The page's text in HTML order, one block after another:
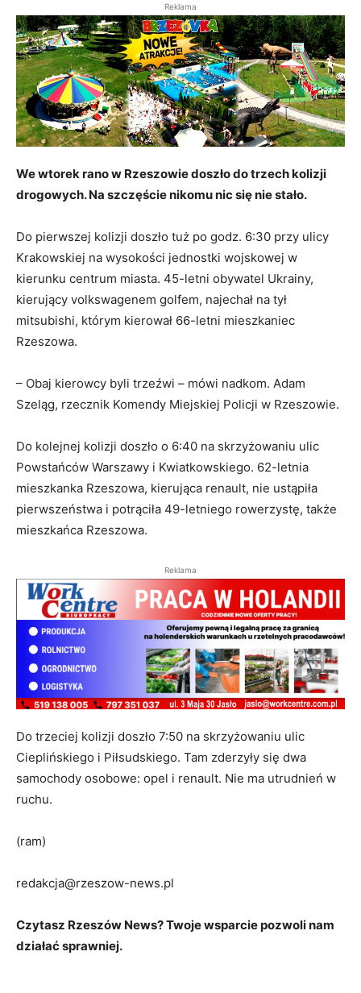
Reklama
We wtorek rano w Rzeszowie doszło do trzech kolizji
drogowych. Na szczęście nikomu nic się nie stało.
Do pierwszej kolizji doszło tuż po godz. 6:30 przy ulicy
Krakowskiej na wysokości jednostki wojskowej w
kierunku centrum miasta. 45-letni obywatel Ukrainy,
kierujący volkswagenem golfem, najechał na tył
mitsubishi, którym kierował 66-letni mieszkaniec
Rzeszowa.
– Obaj kierowcy byli trzeźwi – mówi nadkom. Adam
Szeląg, rzecznik Komendy Miejskiej Policji w Rzeszowie.
Do kolejnej kolizji doszło o 6:40 na skrzyżowaniu ulic
Powstańców Warszawy i Kwiatkowskiego. 62-letnia
mieszkanka Rzeszowa, kierująca renault, nie ustąpiła
pierwszeństwa i potrąciła 49-letniego rowerzystę, także
mieszkańca Rzeszowa.
Reklama
Do trzeciej kolizji doszło 7:50 na skrzyżowaniu ulic
Cieplińskiego i Piłsudskiego. Tam zderzyły się dwa
samochody osobowe: opel i renault. Nie ma utrudnień w
ruchu.
(ram)
redakcja@rzeszow-news.pl
Czytasz Rzeszów News? Twoje wsparcie pozwoli nam
działać sprawniej.